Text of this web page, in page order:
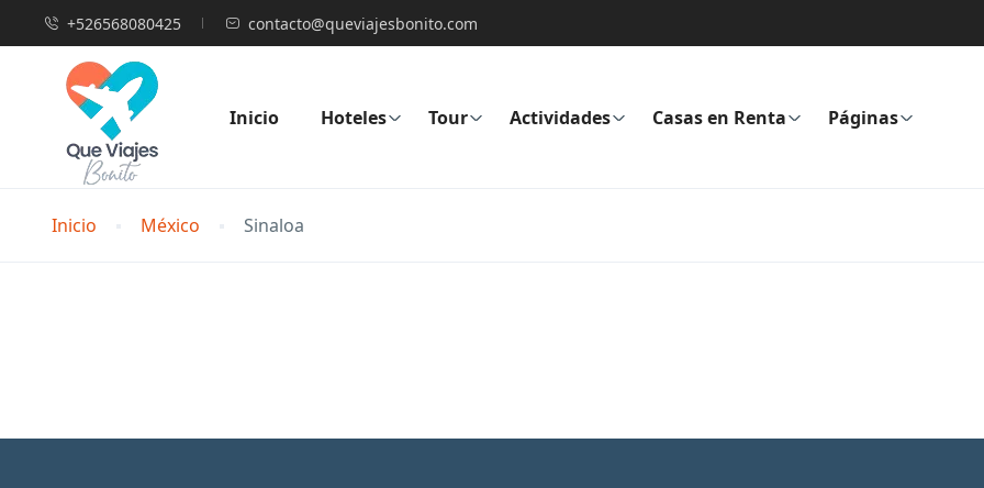
+526568080425 contacto@queviajesbonito.com
Inicio Hoteles Tour Actividades Casas en Renta Páginas
Inicio México Sinaloa